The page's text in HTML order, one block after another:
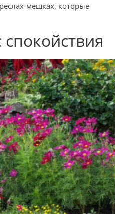
мешках, которые